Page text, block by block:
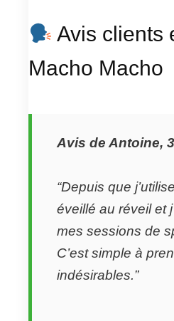
Avis clients
Macho Macho
Avis de Antoine,
“Depuis que
éveillé au réveil et
mes sessions de
C’est simple à
indésirables.”